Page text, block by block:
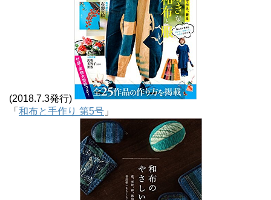
(2018.7.3発行)
「 和布と手作り 第5号 」